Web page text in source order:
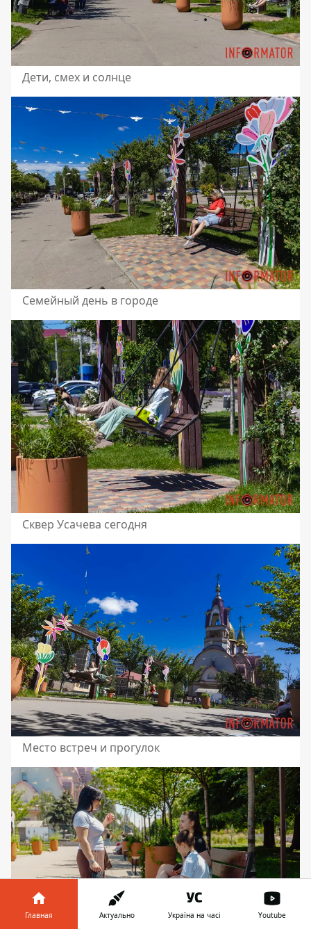
Дети, смех и солнце
Семейный день в городе
Сквер Усачева сегодня
Место встреч и прогулок
Главная Актуально Україна на часі Youtube